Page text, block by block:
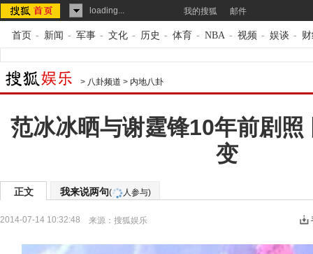
loading... 我的搜狐 邮件
首页 - 新闻 - 军事 - 文化 - 历史 - 体育 - NBA - 视频 - 娱谈 -
> 八卦频道 > 内地八卦
范冰冰晒与谢霆锋10年前剧照
变
正文 我来说两句( 人参与)
2014-07-14 10:32:48 来源： 搜狐娱乐